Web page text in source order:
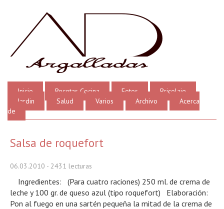
Inicio Recetas Cocina Fotos
Bricolaje
Jardin
Salud Varios Archivo
Acerca
de
Salsa de roquefort
06.03.2010 - 2431 lecturas
Ingredientes: (Para cuatro raciones) 250 ml. de crema de
leche y 100 gr. de queso azul (tipo roquefort) Elaboración:
Pon al fuego en una sartén pequeña la mitad de la crema de